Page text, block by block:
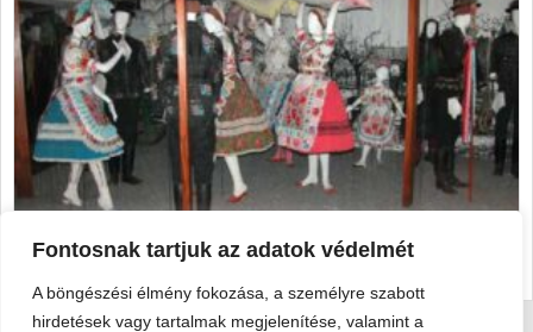
Fontosnak tartjuk az adatok védelmét
A böngészési élmény fokozása, a személyre szabott
hirdetések vagy tartalmak megjelenítése, valamint a
Népek, életformák, hagyományok